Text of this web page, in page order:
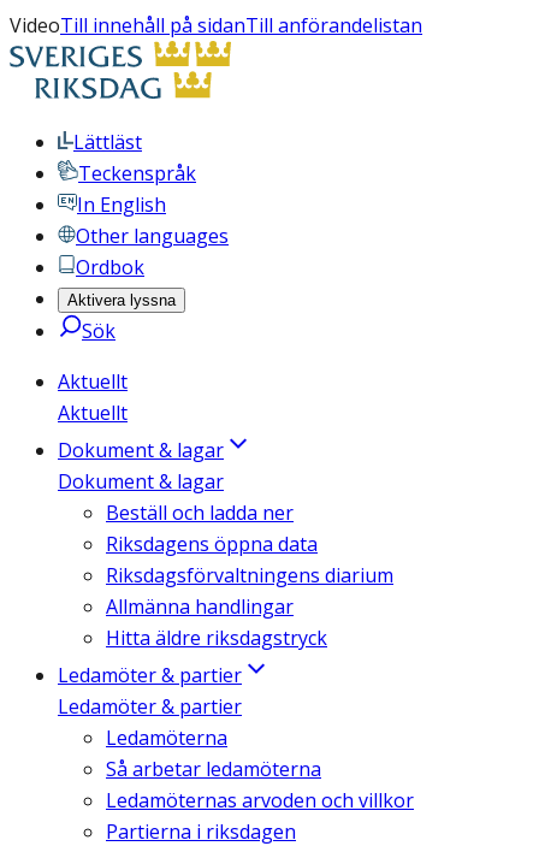
VideoTill innehåll på sidanTill anförandelistan
Lättläst
Teckenspråk
In English
Other languages
Ordbok
Aktivera lyssna
Sök
Aktuellt
Aktuellt
Dokument & lagar
Dokument & lagar
Beställ och ladda ner
Riksdagens öppna data
Riksdagsförvaltningens diarium
Allmänna handlingar
Hitta äldre riksdagstryck
Ledamöter & partier
Ledamöter & partier
Ledamöterna
Så arbetar ledamöterna
Ledamöternas arvoden och villkor
Partierna i riksdagen